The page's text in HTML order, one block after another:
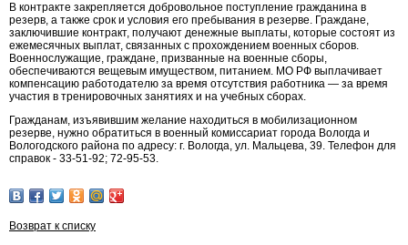
В контракте закрепляется добровольное поступление гражданина в
резерв, а также срок и условия его пребывания в резерве. Граждане,
заключившие контракт, получают денежные выплаты, которые состоят из
ежемесячных выплат, связанных с прохождением военных сборов.
Военнослужащие, граждане, призванные на военные сборы,
обеспечиваются вещевым имуществом, питанием. МО РФ выплачивает
компенсацию работодателю за время отсутствия работника — за время
участия в тренировочных занятиях и на учебных сборах.
Гражданам, изъявившим желание находиться в мобилизационном
резерве, нужно обратиться в военный комиссариат города Вологда и
Вологодского района по адресу: г. Вологда, ул. Мальцева, 39. Телефон для
справок - 33-51-92; 72-95-53.
Возврат к списку